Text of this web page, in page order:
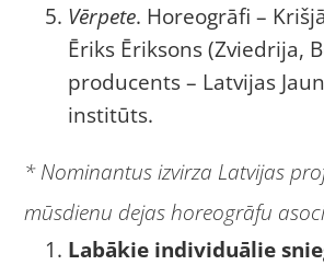
Vērpete. Horeogrāfi –
Ēriks Ēriksons (Zviedrija,
producents – Latvijas
institūts.
* Nominantus izvirza Latvijas
mūsdienu dejas horeogrāfu
Labākie individuālie